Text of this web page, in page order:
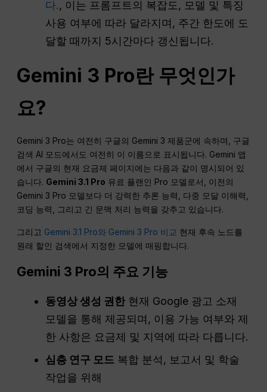
다., 이는 프롬프트의 복잡도, 모델 및 특징
사용 여부에 따라 달라지며, 주간 한도에 도
달할 때까지 5시간마다 갱신됩니다.
Gemini 3 Pro란 무엇인가
요?
Gemini 3 Pro는 여전히 구글의 Gemini 3 제품군에 속하며, 구글
검색 AI 모드에서도 여전히 이 이름으로 표시됩니다. Gemini 앱
에서 구글의 현재 요금제 페이지에는 다음과 같이 명시되어 있
습니다. Gemini 3.1 Pro 유료 플랜인 Pro 모델로서, 이전의
Gemini 3 Pro 모델보다 더 강력한 추론 능력, 다중 모달 이해력,
코딩 능력, 그리고 긴 문맥 처리 능력을 갖추고 있습니다.
그리고 Gemini 3.1 Pro와 Gemini 3 Pro 비교 현재 후속 노드를
원래 할인 검색에서 지정한 모델에 매핑합니다.
Gemini 3 Pro의 주요 기능
동영상 생성 권한 현재 Google 광고 소재
모델을 통해 제공되며, 이용 가능 여부와 제
한 사항은 요금제 및 지역에 따라 다릅니다.
심층 연구 모드 복합 분석, 보고서 및 학술
작업을 위해